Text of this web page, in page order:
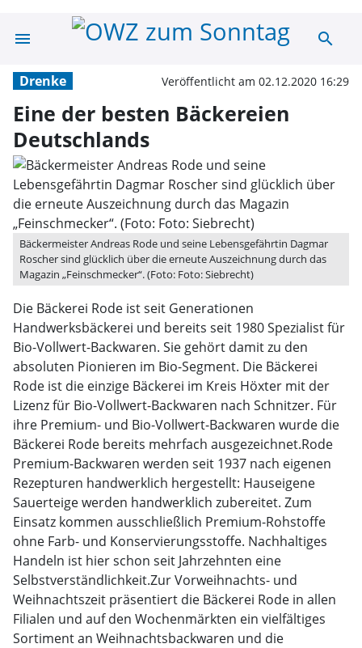
menu Eine der search
Drenke Veröffentlicht am 02.12.2020 16:29
Eine der besten Bäckereien
Deutschlands
Bäckermeister Andreas Rode und seine Lebensgefährtin Dagmar
Roscher sind glücklich über die erneute Auszeichnung durch das
Magazin „Feinschmecker“. (Foto: Foto: Siebrecht)
Die Bäckerei Rode ist seit Generationen
Handwerksbäckerei und bereits seit 1980 Spezialist für
Bio-Vollwert-Backwaren. Sie gehört damit zu den
absoluten Pionieren im Bio-Segment. Die Bäckerei
Rode ist die einzige Bäckerei im Kreis Höxter mit der
Lizenz für Bio-Vollwert-Backwaren nach Schnitzer. Für
ihre Premium- und Bio-Vollwert-Backwaren wurde die
Bäckerei Rode bereits mehrfach ausgezeichnet.Rode
Premium-Backwaren werden seit 1937 nach eigenen
Rezepturen handwerklich hergestellt: Hauseigene
Sauerteige werden handwerklich zubereitet. Zum
Einsatz kommen ausschließlich Premium-Rohstoffe
ohne Farb- und Konservierungsstoffe. Nachhaltiges
Handeln ist hier schon seit Jahrzehnten eine
Selbstverständlichkeit.Zur Vorweihnachts- und
Weihnachtszeit präsentiert die Bäckerei Rode in allen
Filialen und auf den Wochenmärkten ein vielfältiges
Sortiment an Weihnachtsbackwaren und die